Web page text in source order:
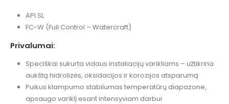
API SL
FC-W (Full Control – Watercraft)
Privalumai:
Speciškai sukurta vidaus instaliacijų varikliams – užtikrina
aukštą hidrolizės, oksidacijos ir korozijos atsparumą
Puikus klampumo stabilumas temperatūrų diapazone,
apsaugo variklį esant intensyviam darbui